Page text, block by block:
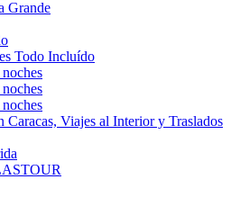
Grande
Todo Incluído
Caracas, Viajes al Interior y Traslados